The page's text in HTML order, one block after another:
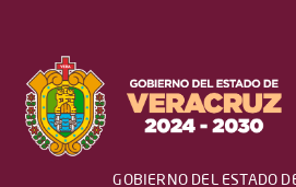
GOBIERNO DEL ESTADO